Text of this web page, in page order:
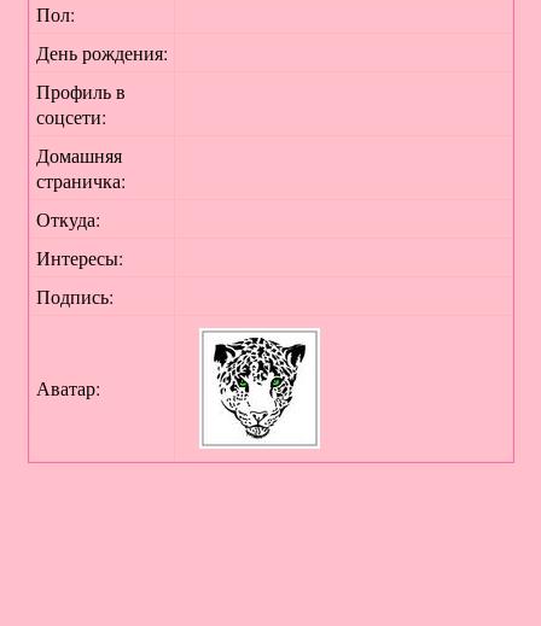
Пол:
День рождения:
Профиль в
соцсети:
Домашняя
страничка:
Откуда:
Интересы:
Подпись:
Аватар: